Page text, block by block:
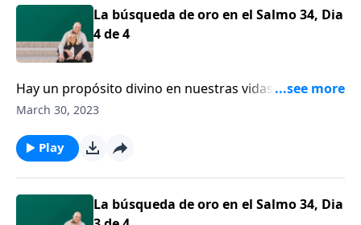
La búsqueda de oro en el Salmo 34, Dia
4 de 4
Hay un propósito divino en nuestras vidas para el
sufrimiento. Dios quiere moldearnos más y más para
March 30, 2023
Play
La búsqueda de oro en el Salmo 34, Dia